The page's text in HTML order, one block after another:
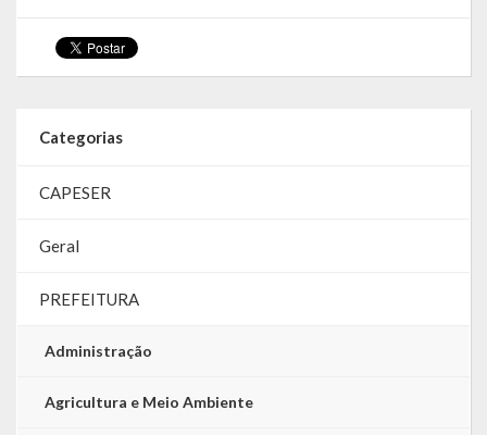
Categorias
CAPESER
Geral
PREFEITURA
Administração
Agricultura e Meio Ambiente